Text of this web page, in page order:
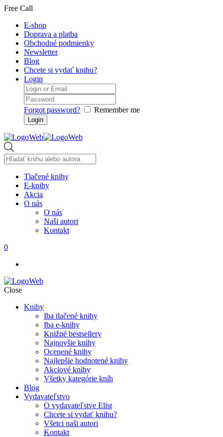
Free Call
E-shop
Doprava a platba
Obchodné podmienky
Newsletter
Blog
Chcete si vydať knihu?
Login
Forgot password? Remember me
search
Tlačené knihy
E-knihy
Akcia
O nás
O nás
Naši autori
Kontakt
0
Close
Knihy
Iba tlačené knihy
Iba e-knihy
Knižné bestsellery
Najnovšie knihy
Ocenené knihy
Najlepšie hodnotené knihy
Akciové knihy
Všetky kategórie kníh
Blog
Vydavateľstvo
O vydavateľstve Elist
Chcete si vydať knihu?
Všetci naši autori
Kontakt